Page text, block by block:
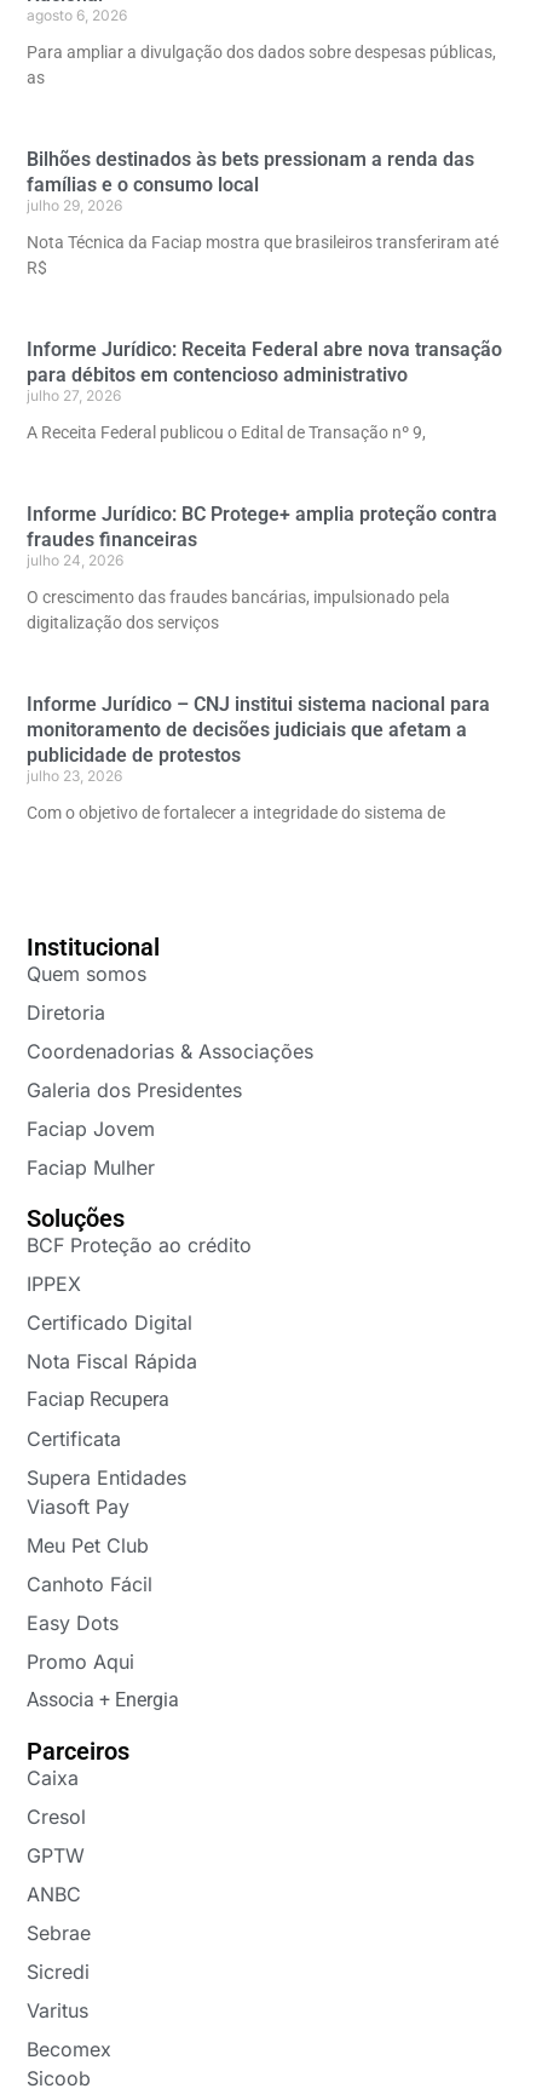
agosto 6, 2026
Para ampliar a divulgação dos dados sobre despesas públicas,
as
Bilhões destinados às bets pressionam a renda das
famílias e o consumo local
julho 29, 2026
Nota Técnica da Faciap mostra que brasileiros transferiram até
R$
Informe Jurídico: Receita Federal abre nova transação
para débitos em contencioso administrativo
julho 27, 2026
A Receita Federal publicou o Edital de Transação nº 9,
Informe Jurídico: BC Protege+ amplia proteção contra
fraudes financeiras
julho 24, 2026
O crescimento das fraudes bancárias, impulsionado pela
digitalização dos serviços
Informe Jurídico – CNJ institui sistema nacional para
monitoramento de decisões judiciais que afetam a
publicidade de protestos
julho 23, 2026
Com o objetivo de fortalecer a integridade do sistema de
Institucional
Quem somos
Diretoria
Coordenadorias & Associações
Galeria dos Presidentes
Faciap Jovem
Faciap Mulher
Soluções
BCF Proteção ao crédito
IPPEX
Certificado Digital
Nota Fiscal Rápida
Faciap Recupera
Certificata
Supera Entidades
Viasoft Pay
Meu Pet Club
Canhoto Fácil
Easy Dots
Promo Aqui
Associa + Energia
Parceiros
Caixa
Cresol
GPTW
ANBC
Sebrae
Sicredi
Varitus
Becomex
Sicoob